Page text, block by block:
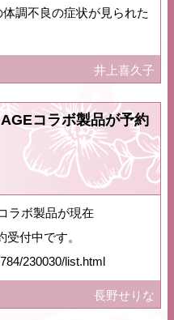
調不良の症状が見られた
井上喜久子
コラボ製品が予約
ラボ製品が現在
付中です。
230030/list.html
長野せりな